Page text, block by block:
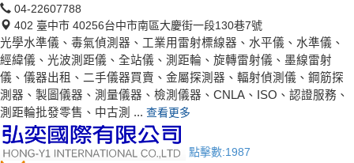
04-22607788
402 臺中市 40256台中市南區大慶街一段130巷7號
光學水準儀、毒氣偵測器、工業用雷射標線器、水平儀、水準儀、
經緯儀、光波測距儀、全站儀、測距輪、旋轉雷射儀、墨線雷射
儀、儀器出租、二手儀器買賣、金屬探測器、輻射偵測儀、鋼筋探
測器、製圖儀器、測量儀器、檢測儀器、CNLA、ISO、認證服務、
測距輪批發零售、中古測 ... 查看更多
點擊數:1987